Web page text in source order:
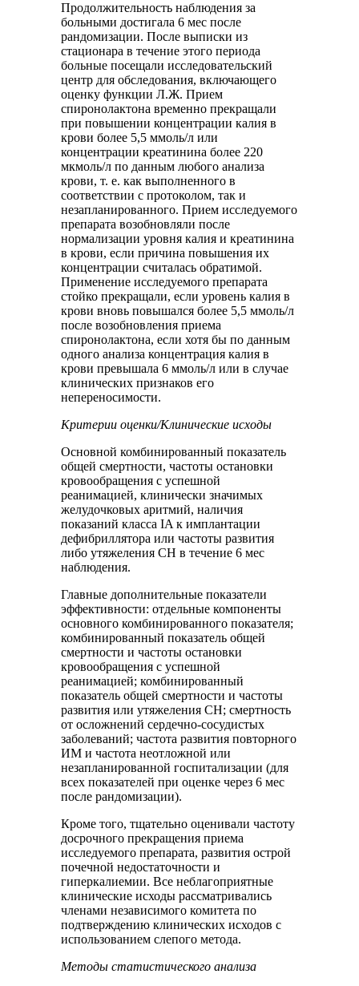
Продолжительность наблюдения за
больными достигала 6 мес после
рандомизации. После выписки из
стационара в течение этого периода
больные посещали исследовательский
центр для обследования, включающего
оценку функции Л.Ж. Прием
спиронолактона временно прекращали
при повышении концентрации калия в
крови более 5,5 ммоль/л или
концентрации креатинина более 220
мкмоль/л по данным любого анализа
крови, т. е. как выполненного в
соответствии с протоколом, так и
незапланированного. Прием исследуемого
препарата возобновляли после
нормализации уровня калия и креатинина
в крови, если причина повышения их
концентрации считалась обратимой.
Применение исследуемого препарата
стойко прекращали, если уровень калия в
крови вновь повышался более 5,5 ммоль/л
после возобновления приема
спиронолактона, если хотя бы по данным
одного анализа концентрация калия в
крови превышала 6 ммоль/л или в случае
клинических признаков его
непереносимости.
Критерии оценки/Клинические исходы
Основной комбинированный показатель
общей смертности, частоты остановки
кровообращения с успешной
реанимацией, клинически значимых
желудочковых аритмий, наличия
показаний класса IA к имплантации
дефибриллятора или частоты развития
либо утяжеления СН в течение 6 мес
наблюдения.
Главные дополнительные показатели
эффективности: отдельные компоненты
основного комбинированного показателя;
комбинированный показатель общей
смертности и частоты остановки
кровообращения с успешной
реанимацией; комбинированный
показатель общей смертности и частоты
развития или утяжеления СН; смертность
от осложнений сердечно-сосудистых
заболеваний; частота развития повторного
ИМ и частота неотложной или
незапланированной госпитализации (для
всех показателей при оценке через 6 мес
после рандомизации).
Кроме того, тщательно оценивали частоту
досрочного прекращения приема
исследуемого препарата, развития острой
почечной недостаточности и
гиперкалиемии. Все неблагоприятные
клинические исходы рассматривались
членами независимого комитета по
подтверждению клинических исходов с
использованием слепого метода.
Методы статистического анализа